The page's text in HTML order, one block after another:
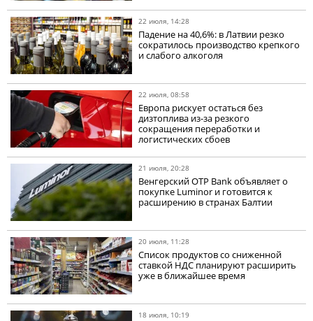
22 июля, 14:28
Падение на 40,6%: в Латвии резко
сократилось производство крепкого
и слабого алкоголя
22 июля, 08:58
Европа рискует остаться без
дизтоплива из-за резкого
сокращения переработки и
логистических сбоев
21 июля, 20:28
Венгерский OTP Bank объявляет о
покупке Luminor и готовится к
расширению в странах Балтии
20 июля, 11:28
Список продуктов со сниженной
ставкой НДС планируют расширить
уже в ближайшее время
18 июля, 10:19